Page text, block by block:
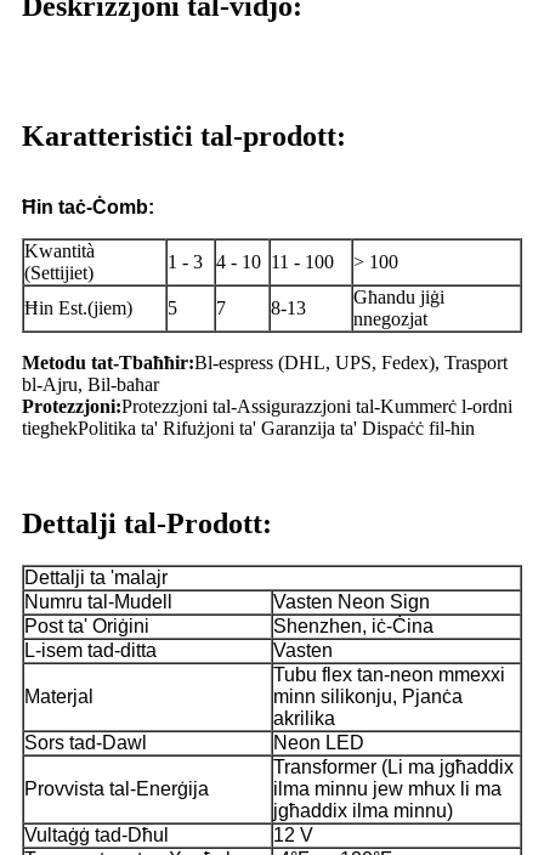
Karatteristiċi tal-prodott:
Ħin taċ-Ċomb:
Kwantità
(Settijiet)
1 - 3 4 - 10 11 - 100 > 100
Ħin Est.(jiem) 5 7 8-13
Għandu jiġi
nnegozjat
Metodu tat-Tbaħħir:Bl-espress (DHL, UPS, Fedex), Trasport
bl-Ajru, Bil-baħar
Protezzjoni:Protezzjoni tal-Assigurazzjoni tal-Kummerċ l-ordni
tiegħekPolitika ta' Rifużjoni ta' Garanzija ta' Dispaċċ fil-ħin
Dettalji tal-Prodott:
Dettalji ta 'malajr
Numru tal-Mudell
Vasten Neon Sign
Post ta' Oriġini
Shenzhen, iċ-Ċina
L-isem tad-ditta
Vasten
Materjal
Tubu flex tan-neon mmexxi
minn silikonju, Pjanċa
akrilika
Sors tad-Dawl
Neon LED
Provvista tal-Enerġija
Transformer (Li ma jgħaddix
ilma minnu jew mhux li ma
jgħaddix ilma minnu)
Vultaġġ tad-Dħul
12 V